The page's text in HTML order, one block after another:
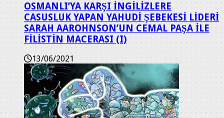
OSMANLI’YA KARŞI İNGİLİZLERE
CASUSLUK YAPAN YAHUDİ ŞEBEKESİ LİDERİ
SARAH AAROHNSON’UN CEMAL PAŞA İLE
FİLİSTİN MACERASI (I)
13/06/2021